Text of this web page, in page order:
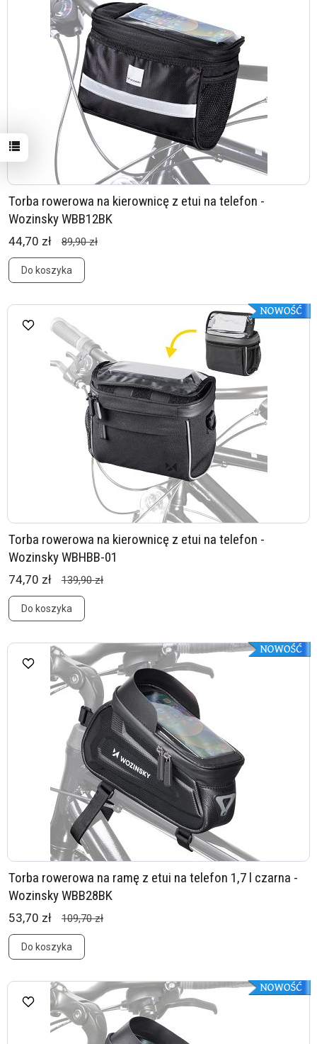
Torba rowerowa na kierownicę z etui na telefon -
Wozinsky WBB12BK
44,70 zł 89,90 zł
Do koszyka
Torba rowerowa na kierownicę z etui na telefon -
Wozinsky WBHBB-01
74,70 zł 139,90 zł
Do koszyka
Torba rowerowa na ramę z etui na telefon 1,7 l czarna -
Wozinsky WBB28BK
53,70 zł 109,70 zł
Do koszyka